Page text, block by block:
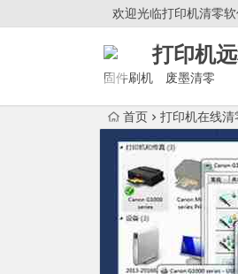
欢迎光临打印机清零软
打印机
固件刷机 废墨清零
首页 打印机在线清